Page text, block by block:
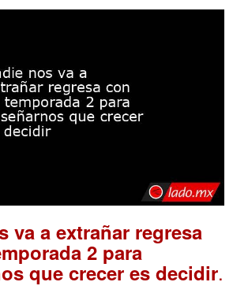
va a extrañar regresa
2 para
que crecer es decidir.